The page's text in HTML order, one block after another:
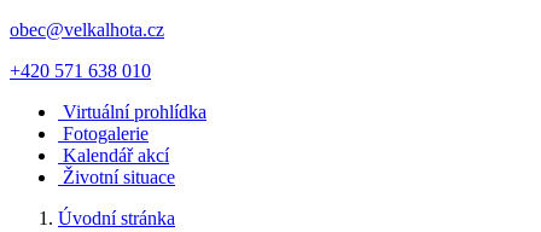
obec@velkalhota.cz
+420 571 638 010
Virtuální prohlídka
Fotogalerie
Kalendář akcí
Životní situace
Úvodní stránka